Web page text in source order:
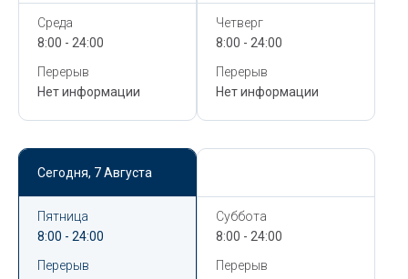
Среда
8:00 - 24:00
Перерыв
Нет информации
Четверг
8:00 - 24:00
Перерыв
Нет информации
Сегодня, 7 Августа
Пятница
8:00 - 24:00
Перерыв
Суббота
8:00 - 24:00
Перерыв